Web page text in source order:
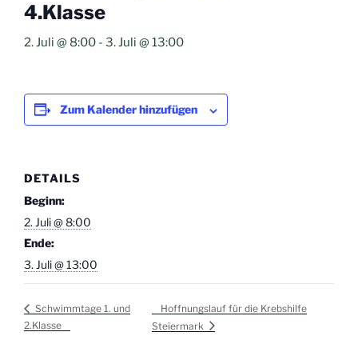
4.Klasse
2. Juli @ 8:00 - 3. Juli @ 13:00
Zum Kalender hinzufügen
DETAILS
Beginn:
2. Juli @ 8:00
Ende:
3. Juli @ 13:00
Schwimmtage 1. und
2.Klasse
Hoffnungslauf für die Krebshilfe
Steiermark